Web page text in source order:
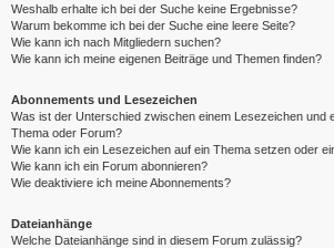
Weshalb erhalte ich bei der Suche keine Ergebnisse?
Warum bekomme ich bei der Suche eine leere Seite?
Wie kann ich nach Mitgliedern suchen?
Wie kann ich meine eigenen Beiträge und Themen finden?
Abonnements und Lesezeichen
Was ist der Unterschied zwischen einem Lesezeichen und
Thema oder Forum?
Wie kann ich ein Lesezeichen auf ein Thema setzen oder
Wie kann ich ein Forum abonnieren?
Wie deaktiviere ich meine Abonnements?
Dateianhänge
Welche Dateianhänge sind in diesem Forum zulässig?